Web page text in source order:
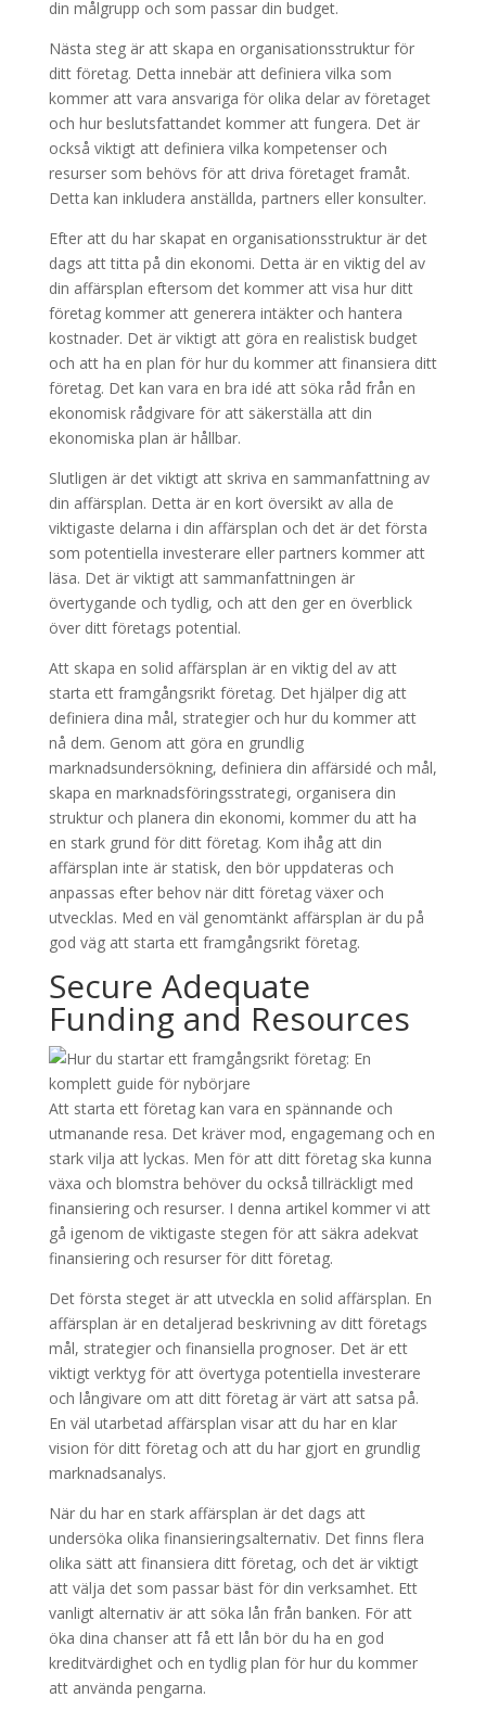
din målgrupp och som passar din budget.
Nästa steg är att skapa en organisationsstruktur för
ditt företag. Detta innebär att definiera vilka som
kommer att vara ansvariga för olika delar av företaget
och hur beslutsfattandet kommer att fungera. Det är
också viktigt att definiera vilka kompetenser och
resurser som behövs för att driva företaget framåt.
Detta kan inkludera anställda, partners eller konsulter.
Efter att du har skapat en organisationsstruktur är det
dags att titta på din ekonomi. Detta är en viktig del av
din affärsplan eftersom det kommer att visa hur ditt
företag kommer att generera intäkter och hantera
kostnader. Det är viktigt att göra en realistisk budget
och att ha en plan för hur du kommer att finansiera ditt
företag. Det kan vara en bra idé att söka råd från en
ekonomisk rådgivare för att säkerställa att din
ekonomiska plan är hållbar.
Slutligen är det viktigt att skriva en sammanfattning av
din affärsplan. Detta är en kort översikt av alla de
viktigaste delarna i din affärsplan och det är det första
som potentiella investerare eller partners kommer att
läsa. Det är viktigt att sammanfattningen är
övertygande och tydlig, och att den ger en överblick
över ditt företags potential.
Att skapa en solid affärsplan är en viktig del av att
starta ett framgångsrikt företag. Det hjälper dig att
definiera dina mål, strategier och hur du kommer att
nå dem. Genom att göra en grundlig
marknadsundersökning, definiera din affärsidé och mål,
skapa en marknadsföringsstrategi, organisera din
struktur och planera din ekonomi, kommer du att ha
en stark grund för ditt företag. Kom ihåg att din
affärsplan inte är statisk, den bör uppdateras och
anpassas efter behov när ditt företag växer och
utvecklas. Med en väl genomtänkt affärsplan är du på
god väg att starta ett framgångsrikt företag.
Secure Adequate
Funding and Resources
Att starta ett företag kan vara en spännande och
utmanande resa. Det kräver mod, engagemang och en
stark vilja att lyckas. Men för att ditt företag ska kunna
växa och blomstra behöver du också tillräckligt med
finansiering och resurser. I denna artikel kommer vi att
gå igenom de viktigaste stegen för att säkra adekvat
finansiering och resurser för ditt företag.
Det första steget är att utveckla en solid affärsplan. En
affärsplan är en detaljerad beskrivning av ditt företags
mål, strategier och finansiella prognoser. Det är ett
viktigt verktyg för att övertyga potentiella investerare
och långivare om att ditt företag är värt att satsa på.
En väl utarbetad affärsplan visar att du har en klar
vision för ditt företag och att du har gjort en grundlig
marknadsanalys.
När du har en stark affärsplan är det dags att
undersöka olika finansieringsalternativ. Det finns flera
olika sätt att finansiera ditt företag, och det är viktigt
att välja det som passar bäst för din verksamhet. Ett
vanligt alternativ är att söka lån från banken. För att
öka dina chanser att få ett lån bör du ha en god
kreditvärdighet och en tydlig plan för hur du kommer
att använda pengarna.